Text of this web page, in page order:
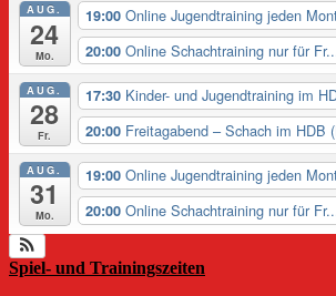
AUG.
24
Mo.
19:00 Online Jugendtraining jeden
20:00 Online Schachtraining nur für
AUG.
28
Fr.
17:30 Kinder- und Jugendtraining im
20:00 Freitagabend – Schach im HDB
AUG.
31
Mo.
19:00 Online Jugendtraining jeden
20:00 Online Schachtraining nur für
Spiel- und Trainingszeiten